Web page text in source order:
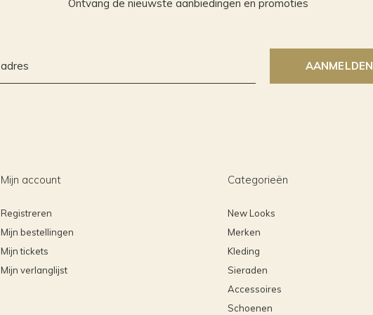
Ontvang de nieuwste aanbiedingen en promoties
AANMELDEN
Mijn account
Registreren
Mijn bestellingen
Mijn tickets
Mijn verlanglijst
Categorieën
New Looks
Merken
Kleding
Sieraden
Accessoires
Schoenen